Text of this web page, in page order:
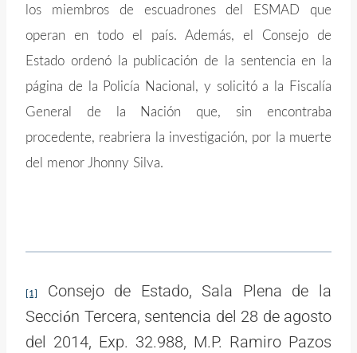
los miembros de escuadrones del ESMAD que
operan en todo el país. Además, el Consejo de
Estado ordenó la publicación de la sentencia en la
página de la Policía Nacional, y solicitó a la Fiscalía
General de la Nación que, sin encontraba
procedente, reabriera la investigación, por la muerte
del menor Jhonny Silva.
[1]
Consejo de Estado, Sala Plena de la
Sección Tercera, sentencia del 28 de agosto
del 2014, Exp. 32.988, M.P. Ramiro Pazos